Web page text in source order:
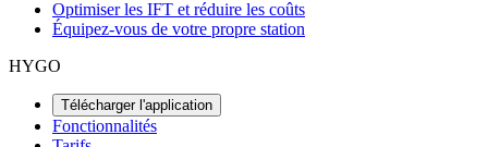
Optimiser les IFT et réduire les coûts
Équipez-vous de votre propre station
HYGO
Télécharger l'application
Fonctionnalités